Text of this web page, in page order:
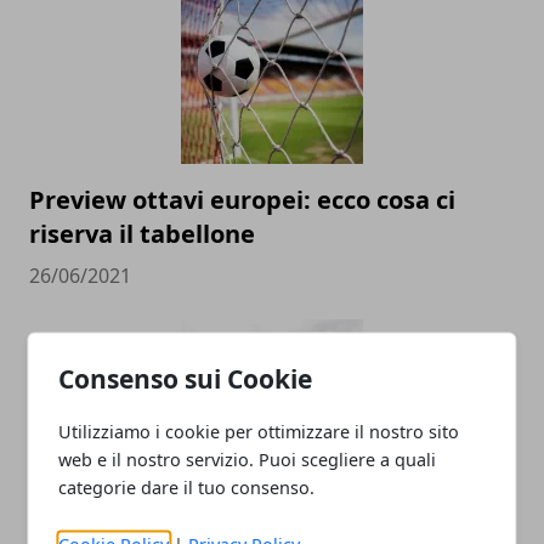
Consenso sui Cookie
Utilizziamo i cookie per ottimizzare il nostro sito
web e il nostro servizio. Puoi scegliere a quali
categorie dare il tuo consenso.
Preview ottavi europei: ecco cosa ci
riserva il tabellone
26/06/2021
Internazionali d'Italia di Tennis 2020 al